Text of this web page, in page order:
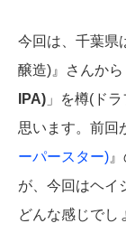
今回は、千葉県
醸造)』さんから
IPA) 」を樽(ド
思います。前回
ーパースター)
が、今回はヘイ
どんな感じでし